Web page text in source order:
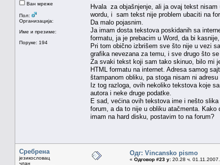
Ван мреже
Пол:
Организација:
Име и презиме:
Поруке: 194
Hvala za objašnjenje, ali ja ovaj tekst
wordu, i sam tekst nije problem ubaciti na
Da malo pojasnim.
Ja imam dosta tekstova poskidanih sa
formatu, ja je prebacim u Word, da bi
Pri tom obično izbrišem sve što nije u vezi
grafika nevezana za temu, i sve drugo što
Za svaki tekst koji sam tako skinuo, bilo mi
HTML formatu na internet. Adresa samog
štampanom obliku, pa stoga nisam ni
Iz tog razloga, ovih nekoliko tekstova koje
autora i neke druge podatke.
E sad, većina ovih tekstova ime i nešto
forum, a da to nije u obliku atačmenta.
imam na hard disku, postavim to na forum?
Сребрена
језикословац
члан
Одг: Vincansko pismo
« Одговор #23 у: 20.28 ч.